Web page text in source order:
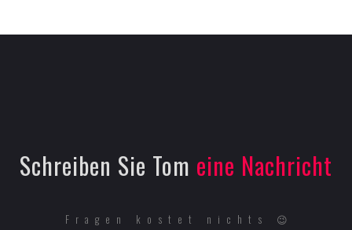
Schreiben Sie Tom eine Nachricht
Fragen kostet nichts 😉